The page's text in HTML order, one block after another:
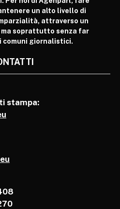
un alto livello di
attraverso un
soprattutto senza far
comuni giornalistici.
stampa: